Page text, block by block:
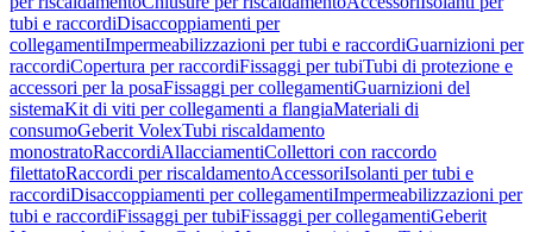
tubi e raccordiDisaccoppiamenti per
collegamentiImpermeabilizzazioni per tubi e raccordiGuarnizioni per
raccordiCopertura per raccordiFissaggi per tubiTubi di protezione e
accessori per la posaFissaggi per collegamentiGuarnizioni del
sistemaKit di viti per collegamenti a flangiaMateriali di
consumoGeberit VolexTubi riscaldamento
monostratoRaccordiAllacciamentiCollettori con raccordo
filettatoRaccordi per riscaldamentoAccessoriIsolanti per tubi e
raccordiDisaccoppiamenti per collegamentiImpermeabilizzazioni per
tubi e raccordiFissaggi per tubiFissaggi per collegamentiGeberit